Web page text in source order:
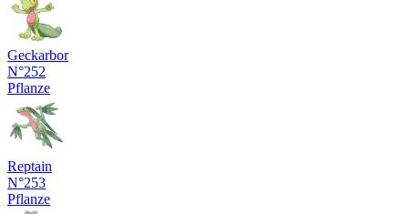
Geckarbor
N°252
Pflanze
Reptain
N°253
Pflanze